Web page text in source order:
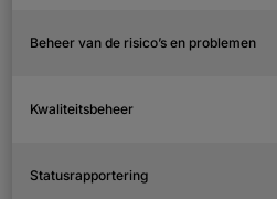
Beheer van de risico’s en problemen
Kwaliteitsbeheer
Statusrapportering